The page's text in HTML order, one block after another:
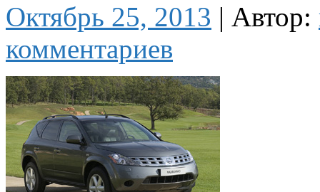
Октябрь 25, 2013 | Автор:
комментариев